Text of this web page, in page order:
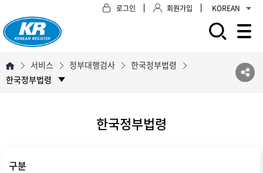
로그인 회원가입 KOREAN
서비스 정부대행검사
한국정부법령
한국정부법령
한국정부법령
구분